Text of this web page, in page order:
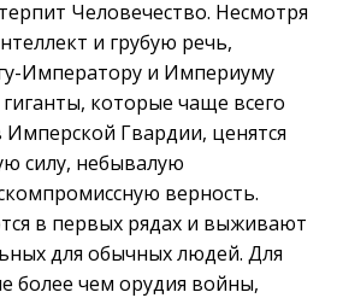
Человечество. Несмотря
и грубую речь,
Императору и Империуму
которые чаще всего
Имперской Гвардии, ценятся
силу, небывалую
верность.
в первых рядах и выживают
для обычных людей. Для
более чем орудия войны,